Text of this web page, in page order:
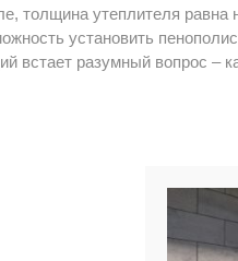
толщина утеплителя равна
установить
встает разумный вопрос –